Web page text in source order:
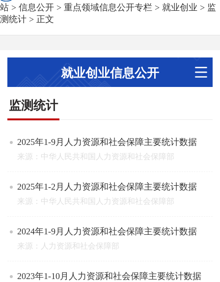
站 > 信息公开 > 重点领域信息公开专栏 > 就业创业 > 监
测统计 > 正文
就业创业信息公开
监测统计
2025年1-9月人力资源和社会保障主要统计数据
来源：中华人民共和国人力资源和社会保障部
2025年1-2月人力资源和社会保障主要统计数据
来源：中华人民共和国人力资源和社会保障部
2024年1-9月人力资源和社会保障主要统计数据
来源：人力资源和社会保障部
2023年1-10月人力资源和社会保障主要统计数据